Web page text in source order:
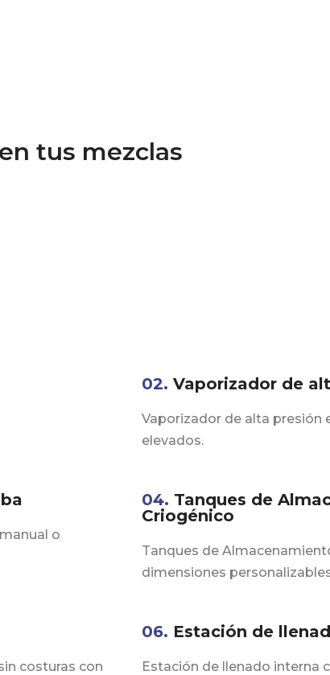
tus mezclas
02. Vaporizador de
Vaporizador de alta presión
elevados.
o
04. Tanques de
Criogénico
Tanques de
dimensiones
costuras con
06. Estación de
Estación de llenado interna